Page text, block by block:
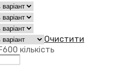
Очистити
кількість